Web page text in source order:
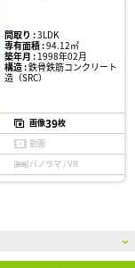
間取り :3LDK
専有面積 :94.12㎡
築年月 :1998年02月
構造 :鉄骨鉄筋コンクリート
造（SRC）
画像39枚
動画
パノラマ / VR